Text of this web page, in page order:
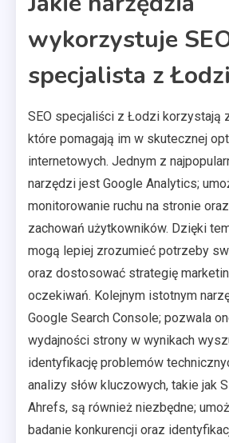
wykorzystuje
specjalista z Łodzi
SEO specjaliści z Łodzi korzystają
które pomagają im w skutecznej
internetowych. Jednym z
narzędzi jest Google Analytics;
monitorowanie ruchu na stronie
zachowań użytkowników. Dzięki
mogą lepiej zrozumieć potrzeby
oraz dostosować strategię
oczekiwań. Kolejnym istotnym
Google Search Console; pozwala
wydajności strony w wynikach
identyfikację problemów
analizy słów kluczowych, takie jak
Ahrefs, są również niezbędne;
badanie konkurencji oraz